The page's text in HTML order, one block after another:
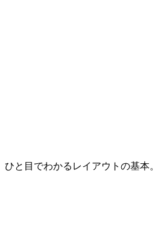
ひと目でわかるレイアウトの基本。